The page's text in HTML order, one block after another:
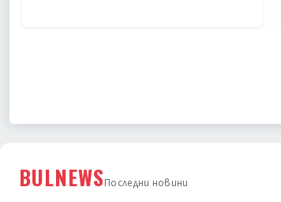
BULNEWSПоследни новини